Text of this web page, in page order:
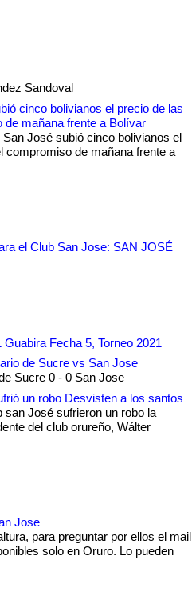
Sandoval
cinco bolivianos el precio de las
mañana frente a Bolívar
José subió cinco bolivianos el
compromiso de mañana frente a
el Club San Jose: SAN JOSÉ
Fecha 5, Torneo 2021
de Sucre vs San Jose
Sucre 0 - 0 San Jose
un robo Desvisten a los santos
san José sufrieron un robo la
del club orureño, Wálter
Jose
para preguntar por ellos el mail
solo en Oruro. Lo pueden